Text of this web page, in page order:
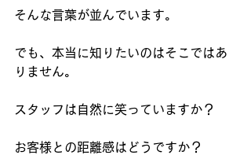
そんな言葉が並んでいます。
でも、本当に知りたいのはそこではあ
りません。
スタッフは自然に笑っていますか？
お客様との距離感はどうですか？